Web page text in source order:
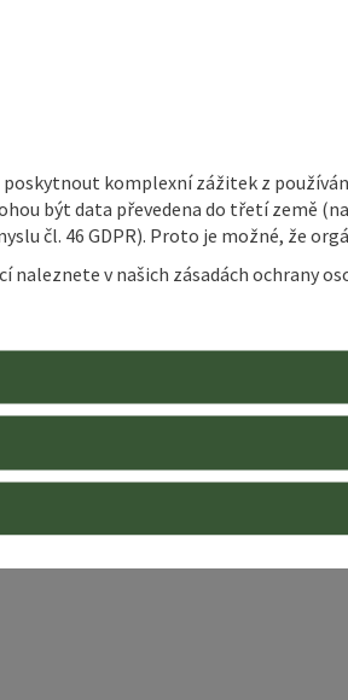
poskytnout komplexní zážitek z
být data převedena do třetí země
čl. 46 GDPR). Proto je možné, že
naleznete v našich zásadách ochrany